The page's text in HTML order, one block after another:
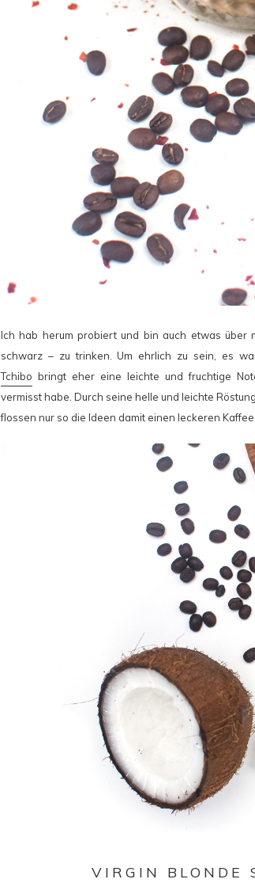
Ich hab herum probiert und bin auch etwas über
schwarz – zu trinken. Um ehrlich zu sein, es
Tchibo bringt eher eine leichte und fruchtige
vermisst habe. Durch seine helle und leichte
flossen nur so die Ideen damit einen leckeren
VIRGIN BLONDE